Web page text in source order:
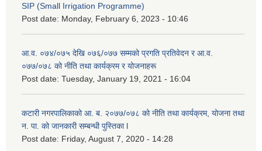
SIP (Small Irrigation Programme)
Post date: Monday, February 6, 2023 - 10:46
आ.व. ०७४/०७५ देखि ०७६/०७७ सम्मको प्रगति प्रतिवेदन र आ.व.
०७७/०७८ को नीति तथा कार्यक्रम र योजनाहरू
Post date: Tuesday, January 19, 2021 - 16:04
कटारी नगरपालिकाको आ. ब. २०७७/०७८ को नीति तथा कार्यक्रम, योजना तथा
न. पा. को जानकारी सम्बन्धी पुस्तिका l
Post date: Friday, August 7, 2020 - 14:28